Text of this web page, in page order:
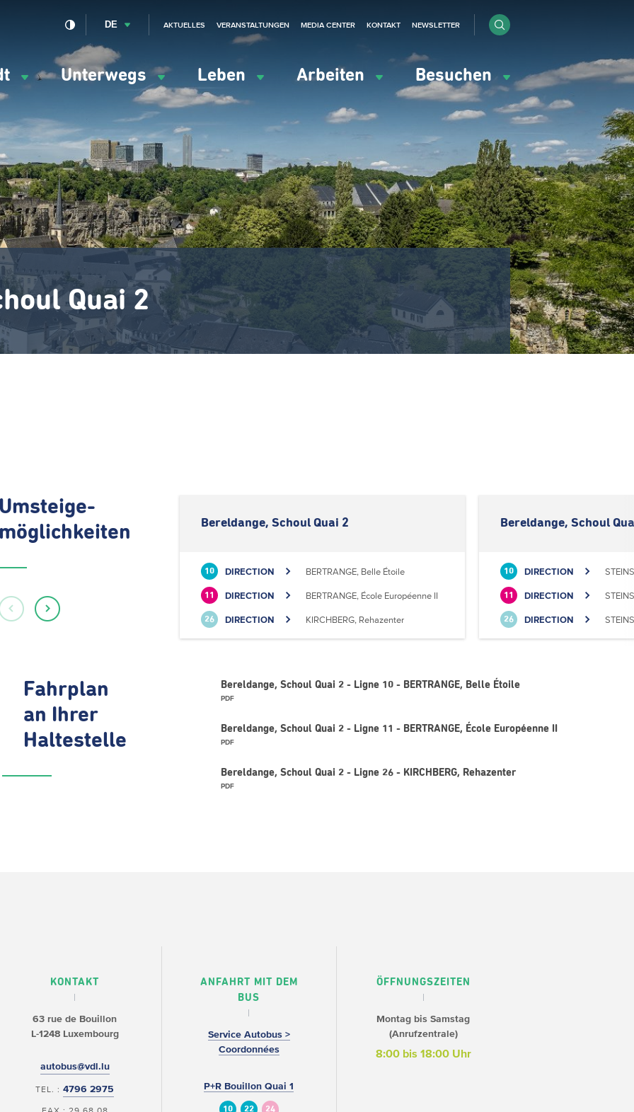
Unterwegs Leben Arbeiten Besuchen
DE AKTUELLES VERANSTALTUNGEN MEDIA CENTER KONTAKT NEWSLETTER
Quai 2
Bereldange, Schoul Quai 2
10 DIRECTION BERTRANGE, Belle Étoile
11 DIRECTION BERTRANGE, École Européenne II
26 DIRECTION KIRCHBERG, Rehazenter
Bereldange, Schoul
10 DIRECTION
11 DIRECTION
26 DIRECTION
Fahrplan
an Ihrer
Haltestelle
Bereldange, Schoul Quai 2 - Ligne 10 - BERTRANGE, Belle Étoile
PDF
Bereldange, Schoul Quai 2 - Ligne 11 - BERTRANGE, École Européenne II
PDF
Bereldange, Schoul Quai 2 - Ligne 26 - KIRCHBERG, Rehazenter
PDF
KONTAKT
63 rue de Bouillon
L-1248 Luxembourg
autobus@vdl.lu
TEL. :4796 2975
ANFAHRT MIT DEM
BUS
Service Autobus >
Coordonnées
P+R Bouillon Quai 1
10 22 24
ÖFFNUNGSZEITEN
Montag bis Samstag
(Anrufzentrale)
8:00 bis 18:00 Uhr